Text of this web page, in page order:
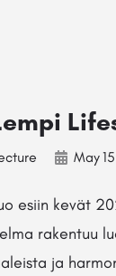
May15
esiin kevät
rakentuu
ja